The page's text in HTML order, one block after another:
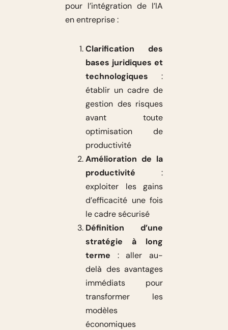
pour l’intégration de l’IA
en entreprise :
Clarification des
bases juridiques et
technologiques :
établir un cadre de
gestion des risques
avant toute
optimisation de
productivité
Amélioration de la
productivité :
exploiter les gains
d’efficacité une fois
le cadre sécurisé
Définition d’une
stratégie à long
terme : aller au-
delà des avantages
immédiats pour
transformer les
modèles
économiques